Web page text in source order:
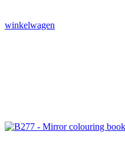
winkelwagen